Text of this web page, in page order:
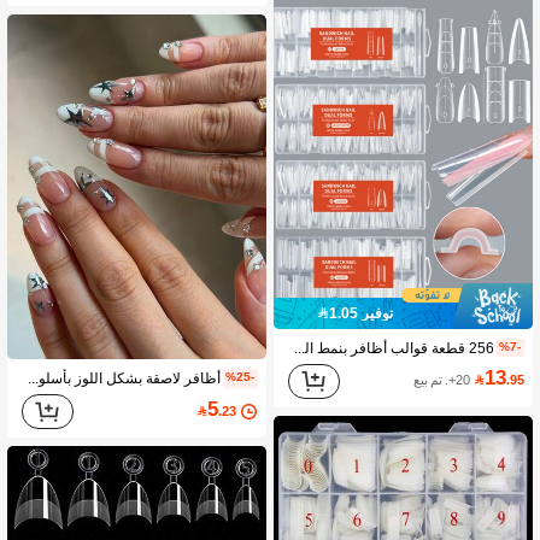
توفير 1.05
%7-
13.95 20+. تم بيع %25-
5.23